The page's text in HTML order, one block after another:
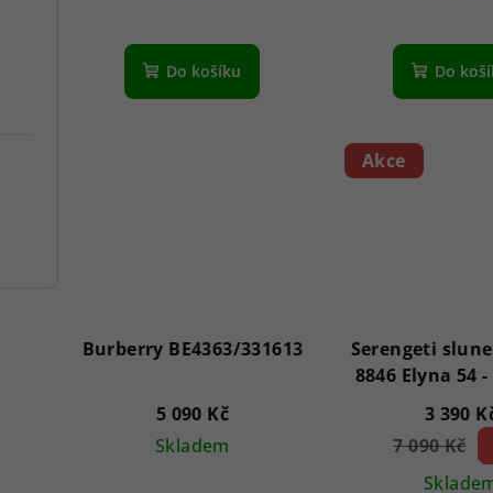
Do košíku Do
Burberry BE4363/331613
5 090 Kč
Skladem
Akce
Serengeti
3 390
7 090 Kč